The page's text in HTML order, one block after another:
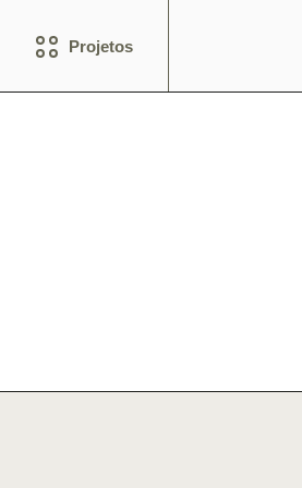
Projetos